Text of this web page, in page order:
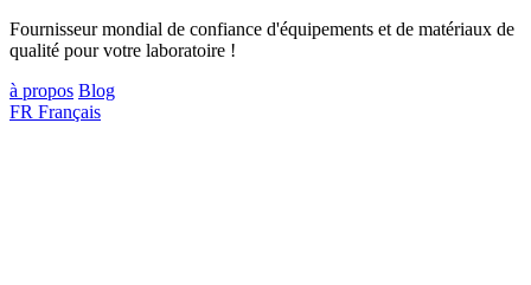
Fournisseur mondial de confiance d'équipements et de matériaux de
qualité pour votre laboratoire !
à propos Blog
FR Français